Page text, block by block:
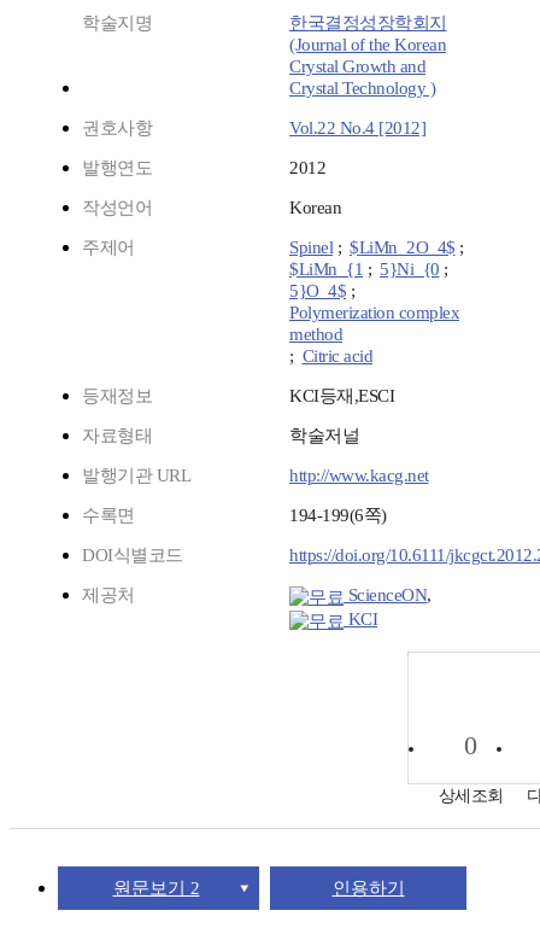
학술지명
한국결정성장학회지
(Journal of the Korean
Crystal Growth and
Crystal Technology )
권호사항 Vol.22 No.4 [2012]
발행연도 2012
작성언어 Korean
주제어 Spinel; $LiMn_2O_4$ ;
$LiMn_{1 ; 5}Ni_{0 ;
5}O_4$ ;
Polymerization complex
method
; Citric acid
등재정보 KCI등재,ESCI
자료형태 학술저널
발행기관 URL http://www.kacg.net
수록면 194-199(6쪽)
DOI식별코드 https://doi.org/10.6111/
제공처 ScienceON,
KCI
0
상세조회
원문보기 2 인용하기